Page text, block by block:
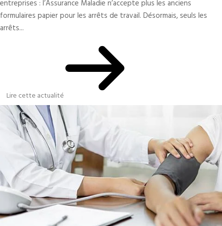
entreprises : l’Assurance Maladie n’accepte plus les anciens
formulaires papier pour les arrêts de travail. Désormais, seuls les
arrêts...
Lire cette actualité